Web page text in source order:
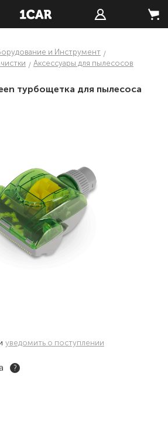
и Инструмент
Аксессуары для пылесосов
турбощетка для пылесоса
уведомить о поступлении
?